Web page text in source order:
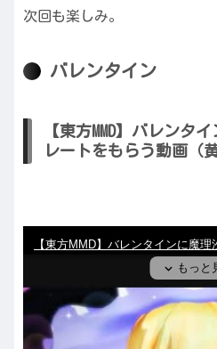
次回も楽しみ。
バレンタイン
【東方MMD】バレンタ
レートをもらう動画（